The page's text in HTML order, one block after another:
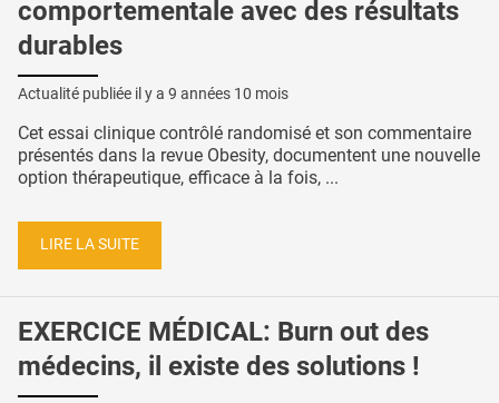
comportementale avec des résultats
durables
Actualité publiée il y a 9 années 10 mois
Cet essai clinique contrôlé randomisé et son commentaire
présentés dans la revue Obesity, documentent une nouvelle
option thérapeutique, efficace à la fois, ...
LIRE LA SUITE
EXERCICE MÉDICAL: Burn out des
médecins, il existe des solutions !